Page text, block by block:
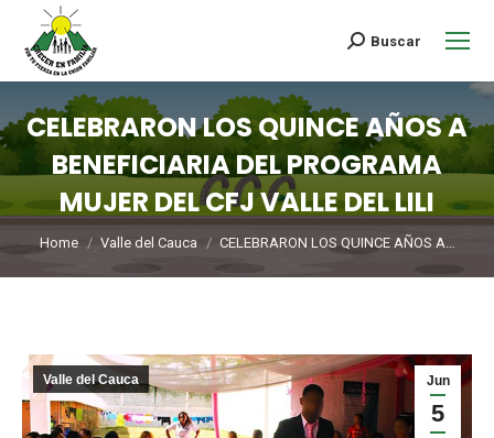
Buscar
CELEBRARON LOS QUINCE AÑOS A
BENEFICIARIA DEL PROGRAMA
MUJER DEL CFJ VALLE DEL LILI
You are here:
Home Valle del Cauca CELEBRARON LOS QUINCE AÑOS A…
Jun
5
Valle del Cauca